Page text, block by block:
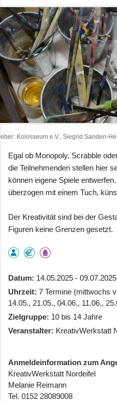
Kolosseum e.V., Siegrid Sanden-
Egal ob Monopoly, Scrabble
die Teilnehmenden stellen hier
können eigene Spiele
überzogen mit einem Tuch,
Der Kreativität sind bei der
Figuren keine Grenzen gesetzt.
Datum 14.05.2025 - 09.07.2025
Uhrzeit 7 Termine (mittwochs
14.05., 21.05., 04.06., 11.06.,
Zielgruppe 10 bis 14 Jahre
Veranstalter KreativWerkstatt
Anmeldeinformation zum
KreativWerkstatt Nordeifel
Melanie Reimann
Tel. 0152 28089008